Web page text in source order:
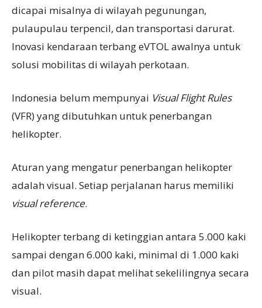
dicapai misalnya di wilayah pegunungan,
pulaupulau terpencil, dan transportasi darurat.
Inovasi kendaraan terbang eVTOL awalnya untuk
solusi mobilitas di wilayah perkotaan.
Indonesia belum mempunyai Visual Flight Rules
(VFR) yang dibutuhkan untuk penerbangan
helikopter.
Aturan yang mengatur penerbangan helikopter
adalah visual. Setiap perjalanan harus memiliki
visual reference.
Helikopter terbang di ketinggian antara 5.000 kaki
sampai dengan 6.000 kaki, minimal di 1.000 kaki
dan pilot masih dapat melihat sekelilingnya secara
visual.